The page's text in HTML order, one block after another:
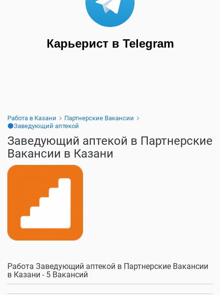
Карьерист в Telegram
Работа в Казани
Партнерские Вакансии
⚫Заведующий аптекой
Заведующий аптекой в Партнерские
Вакансии в Казани
Работа Заведующий аптекой в Партнерские Вакансии
в Казани - 5 Вакансий